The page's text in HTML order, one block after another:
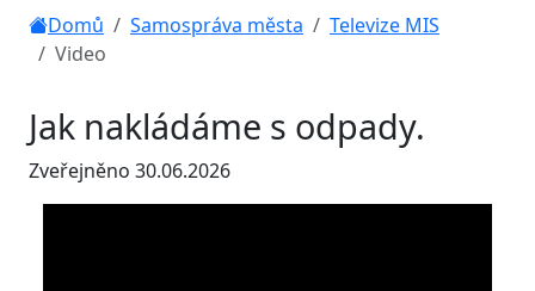
Domů Samospráva města
Televize MIS
Video
Jak nakládáme s odpady.
Zveřejněno 30.06.2026